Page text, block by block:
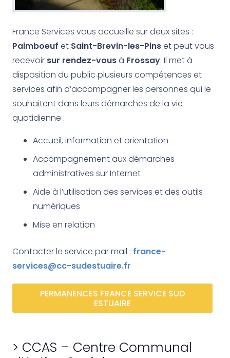
France Services vous accueille sur deux sites :
Paimboeuf et Saint-Brevin-les-Pinset peut vous
recevoir sur rendez-vousà Frossay. Il met à
disposition du public plusieurs compétences et
services afin d’accompagner les personnes qui le
souhaitent dans leurs démarches de la vie
quotidienne :
Accueil, information et orientation
Accompagnement aux démarches
administratives sur Internet
Aide à l’utilisation des services et des outils
numériques
Mise en relation
Contacter le service par mail : france-
services@cc-sudestuaire.fr
PERMANENCES FRANCE SERVICE SUD
ESTUAIRE
> CCAS – Centre Communal